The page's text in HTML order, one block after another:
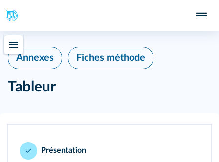
Annexes Fiches méthode
Tableur
Présentation